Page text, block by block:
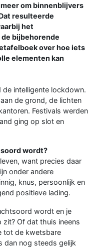
om binnenblijvers
resulteerde
het
bijbehorende
over hoe iets
elementen kan
intelligente lockdown.
de grond, de lichten
Festivals werden
ging op slot en
wordt?
want precies daar
onder andere
knus, persoonlijk en
positieve lading.
wordt en je
Of dat thuis ineens
tot de kwetsbare
dan nog steeds gelijk